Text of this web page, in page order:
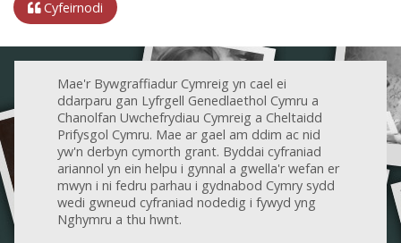
Cyfeirnodi
Mae'r Bywgraffiadur Cymreig yn cael ei
ddarparu gan Lyfrgell Genedlaethol Cymru a
Chanolfan Uwchefrydiau Cymreig a Cheltaidd
Prifysgol Cymru. Mae ar gael am ddim ac nid
yw'n derbyn cymorth grant. Byddai cyfraniad
ariannol yn ein helpu i gynnal a gwella'r wefan er
mwyn i ni fedru parhau i gydnabod Cymry sydd
wedi gwneud cyfraniad nodedig i fywyd yng
Nghymru a thu hwnt.